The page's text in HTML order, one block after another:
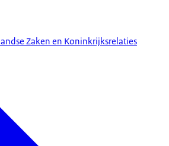
Zaken en Koninkrijksrelaties